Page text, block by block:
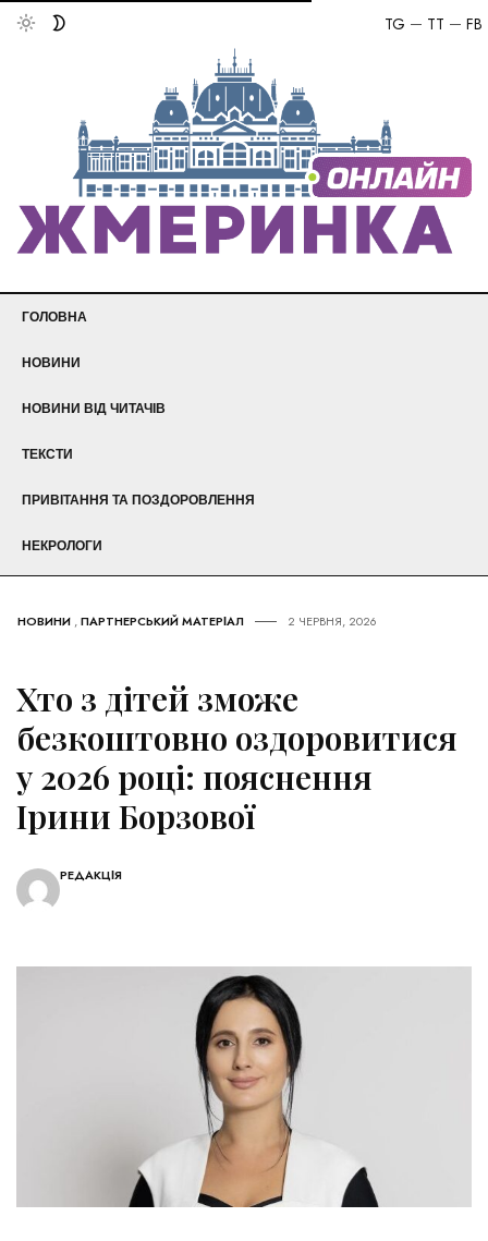
FB
TT
TG
ГОЛОВНА
НОВИНИ
НОВИНИ ВІД ЧИТАЧІВ
ТЕКСТИ
ПРИВІТАННЯ ТА ПОЗДОРОВЛЕННЯ
НЕКРОЛОГИ
НОВИНИ ,ПАРТНЕРСЬКИЙ МАТЕРІАЛ 2 ЧЕРВНЯ, 2026
Хто з дітей зможе
безкоштовно оздоровитися
у 2026 році: пояснення
Ірини Борзової
РЕДАКЦІЯ